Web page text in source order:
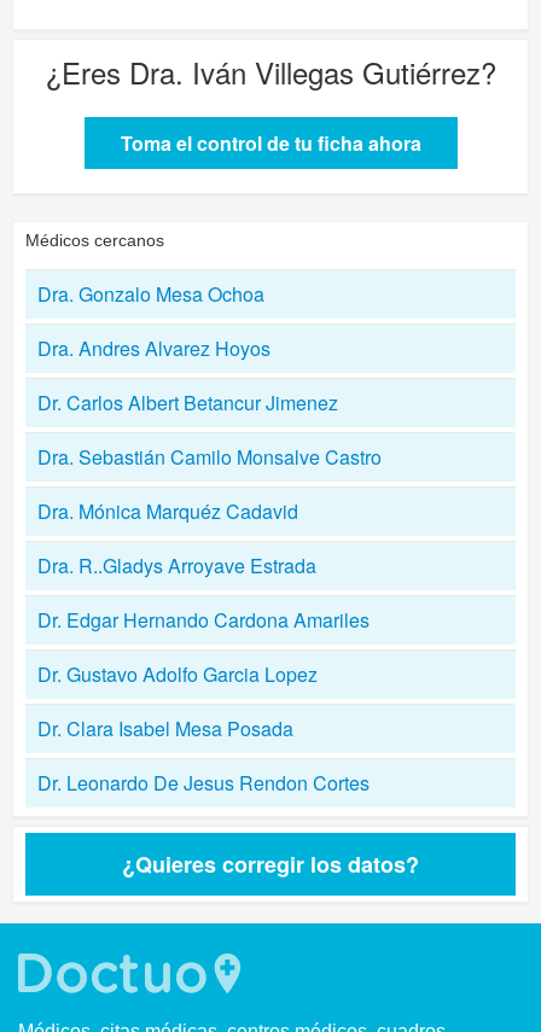
¿Eres Dra. Iván Villegas Gutiérrez?
Toma el control de tu ficha ahora
Médicos cercanos
Dra. Gonzalo Mesa Ochoa
Dra. Andres Alvarez Hoyos
Dr. Carlos Albert Betancur Jimenez
Dra. Sebastián Camilo Monsalve Castro
Dra. Mónica Marquéz Cadavid
Dra. R..Gladys Arroyave Estrada
Dr. Edgar Hernando Cardona Amariles
Dr. Gustavo Adolfo Garcia Lopez
Dr. Clara Isabel Mesa Posada
Dr. Leonardo De Jesus Rendon Cortes
¿Quieres corregir los datos?